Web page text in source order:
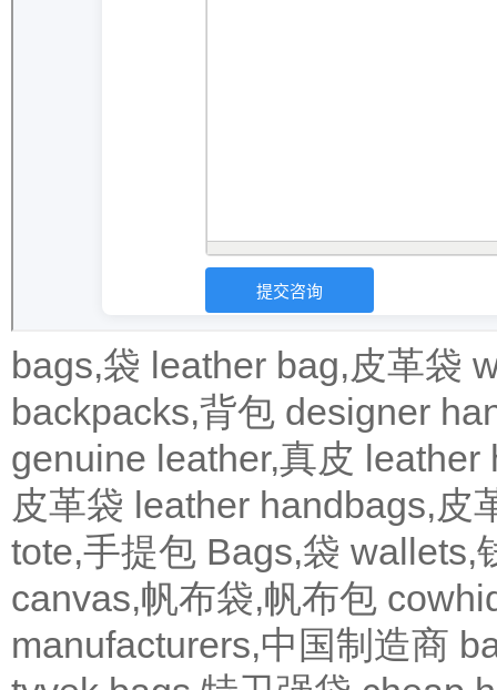
bags,袋 leather bag,皮革袋
backpacks,背包 designer
genuine leather,真皮 leather
皮革袋 leather handbags,皮
tote,手提包 Bags,袋 wallets,
canvas,帆布袋,帆布包
manufacturers,中国制造商